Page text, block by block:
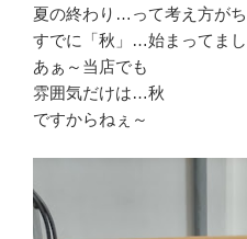
夏の終わり…って考え方が
すでに「秋」…始まってま
あぁ～当店でも
雰囲気だけは…秋
ですからねぇ～